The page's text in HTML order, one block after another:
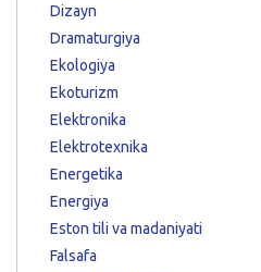
Dizayn
Dramaturgiya
Ekologiya
Ekoturizm
Elektronika
Elektrotexnika
Energetika
Energiya
Eston tili va madaniyati
Falsafa